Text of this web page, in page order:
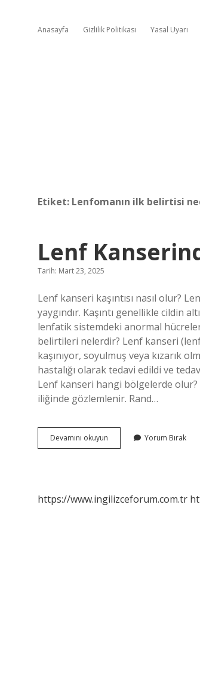
Anasayfa Gizlilik Politikası Yasal Uyarı
Etiket: Lenfomanın ilk belirtisi
Lenf
Tarih: Mart 23, 2025
Lenf kanseri kaşıntısı nasıl olur?
yaygındır. Kaşıntı genellikle cildin
lenfatik sistemdeki anormal
belirtileri nelerdir? Lenf kanseri
kaşınıyor, soyulmuş veya kızarık
hastalığı olarak tedavi edildi ve
Lenf kanseri hangi bölgelerde
iliğinde gözlemlenir. Rand…
Devamını okuyun
Kanserinde
Yorum Bırak
https://www.ingilizceforum.com.tr